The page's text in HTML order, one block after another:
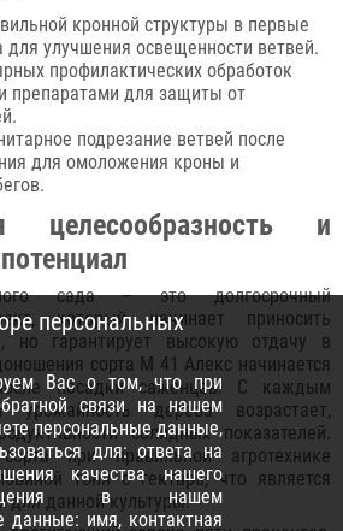
кронной структуры в первые
улучшения освещенности ветвей.
профилактических обработок
препаратами для защиты от
подрезание ветвей после
для омоложения кроны и
целесообразность и
сада – это долгосрочный
который начинает приносить
но гарантирует высокую отдачу в
сорта М 41 Алекс начинается
посадки саженцев. С каждым
дерева возрастает,
солидных показателей.
при правильной агротехнике
тонн с гектара, что является
для данной культуры.
персональных
Вас о том, что при
связи на нашем
персональные данные,
для: ответа на
качества нашего
в нашем
данные: имя, контактная